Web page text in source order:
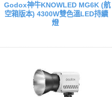
Godox神牛KNOWLED MG6K (航
空箱版本) 4300W雙色溫LED持續
燈